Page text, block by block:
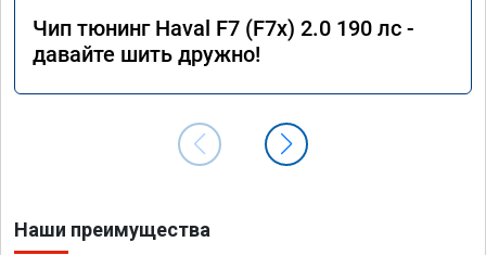
Чип тюнинг Haval F7 (F7x) 2.0 190 лс -
давайте шить дружно!
Наши преимущества